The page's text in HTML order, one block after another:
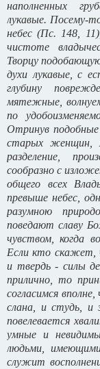
наполненных
лукавые. Посему-
небес (Пс. 148,
чистоте
Творцу
духи лукавые, с
глубину
мятежные,
по
Отринув подобные
старых женщин,
разделение,
сообразно с
общего всех
превыше небес,
разумною
поведают славу
чувством, когда
Если кто скажет,
и твердь - силы
прилично, то
согласимся
слана, и студь, и
повелевается
умные и
людьми,
служит